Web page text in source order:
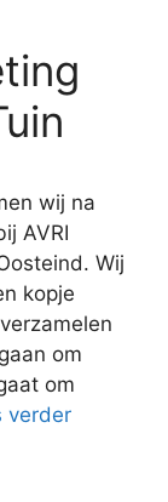
wij na
AVRI
Wij
kopje
om
om
verder